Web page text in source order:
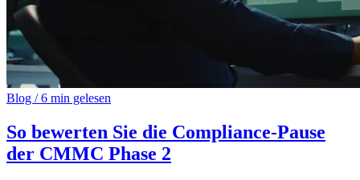
Blog /6 min gelesen
So bewerten Sie die Compliance-Pause
der CMMC Phase 2